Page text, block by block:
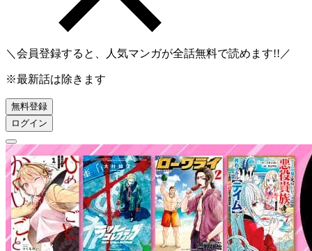
＼会員登録すると、人気マンガが全話無料で読めます!!／
※最新話は除きます
無料登録
ログイン